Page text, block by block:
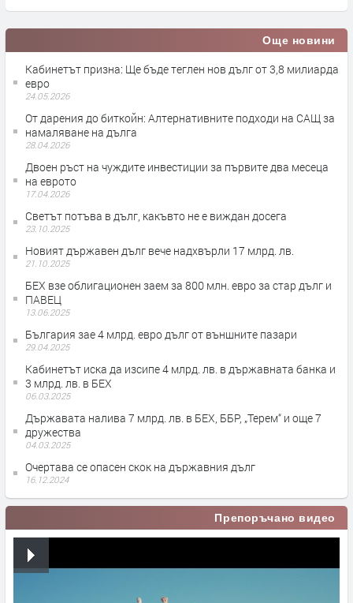
Още новини
Кабинетът призна: Ще бъде теглен нов дълг от 3,8 милиарда
евро
24.05.2026
От дарения до биткойн: Алтернативните подходи на САЩ за
намаляване на дълга
28.04.2026
Двоен ръст на чуждите инвестиции за първите два месеца
на еврото
17.04.2026
Светът потъва в дълг, какъвто не е виждан досега
23.10.2025
Новият държавен дълг вече надхвърли 17 млрд. лв.
21.10.2025
БЕХ взе облигационен заем за 800 млн. евро за стар дълг и
ПАВЕЦ
13.06.2025
България зае 4 млрд. евро дълг от външните пазари
29.04.2025
Кабинетът иска да изсипе 4 млрд. лв. в държавната банка и
3 млрд. лв. в БЕХ
06.03.2025
Държавата налива 7 млрд. лв. в БЕХ, ББР, „Терем“ и още 7
дружества
04.03.2025
Очертава се опасен скок на държавния дълг
16.12.2024
Препоръчано видео